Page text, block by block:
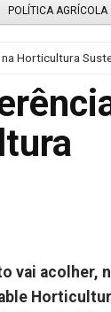
POLÍTICA AGRÍCOLA
Horticultura
vai acolher,